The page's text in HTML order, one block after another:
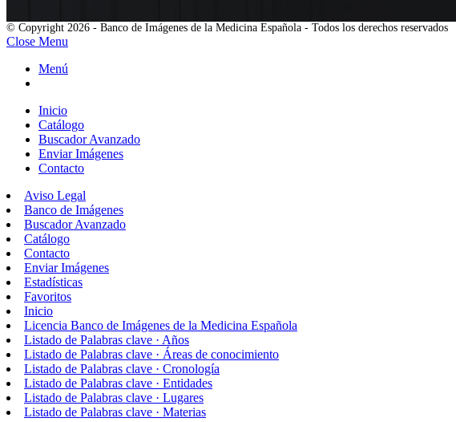
© Copyright 2026 - Banco de Imágenes de la Medicina Española - Todos los derechos reservados
Close Menu
Menú
Inicio
Catálogo
Buscador Avanzado
Enviar Imágenes
Contacto
Aviso Legal
Banco de Imágenes
Buscador Avanzado
Catálogo
Contacto
Enviar Imágenes
Estadísticas
Favoritos
Inicio
Licencia Banco de Imágenes de la Medicina Española
Listado de Palabras clave · Años
Listado de Palabras clave · Áreas de conocimiento
Listado de Palabras clave · Cronología
Listado de Palabras clave · Entidades
Listado de Palabras clave · Lugares
Listado de Palabras clave · Materias